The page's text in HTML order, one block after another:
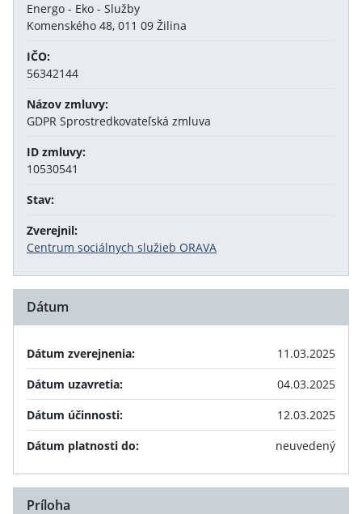
Energo - Eko - Služby
Komenského 48, 011 09 Žilina
IČO:
56342144
Názov zmluvy:
GDPR Sprostredkovateľská zmluva
ID zmluvy:
10530541
Stav:
Zverejnil:
Centrum sociálnych služieb ORAVA
Dátum
Dátum zverejnenia:
11.03.2025
Dátum uzavretia:
04.03.2025
Dátum účinnosti:
12.03.2025
Dátum platnosti do:
neuvedený
Príloha